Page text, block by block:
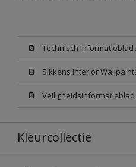
Technisch Informatieblad
Kleurcollectie